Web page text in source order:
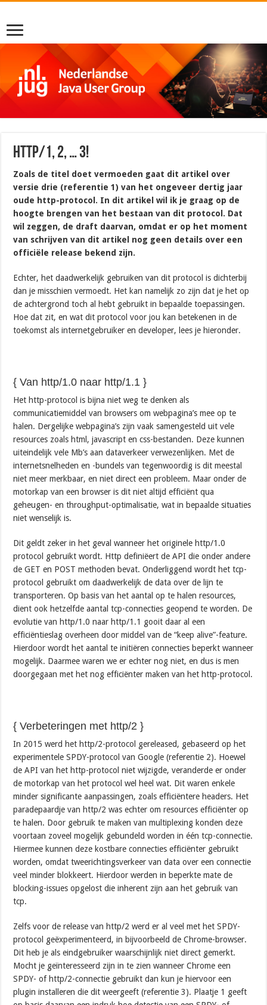
Http/1, 2, … 3!
Zoals de titel doet vermoeden gaat dit artikel over
versie drie (referentie 1) van het ongeveer dertig jaar
oude http-protocol. In dit artikel wil ik je graag op de
hoogte brengen van het bestaan van dit protocol. Dat
wil zeggen, de draft daarvan, omdat er op het moment
van schrijven van dit artikel nog geen details over een
officiële release bekend zijn.
Echter, het daadwerkelijk gebruiken van dit protocol is dichterbij
dan je misschien vermoedt. Het kan namelijk zo zijn dat je het op
de achtergrond toch al hebt gebruikt in bepaalde toepassingen.
Hoe dat zit, en wat dit protocol voor jou kan betekenen in de
toekomst als internetgebruiker en developer, lees je hieronder.
{ Van http/1.0 naar http/1.1 }
Het http-protocol is bijna niet weg te denken als
communicatiemiddel van browsers om webpagina’s mee op te
halen. Dergelijke webpagina’s zijn vaak samengesteld uit vele
resources zoals html, javascript en css-bestanden. Deze kunnen
uiteindelijk vele Mb’s aan dataverkeer verwezenlijken. Met de
internetsnelheden en -bundels van tegenwoordig is dit meestal
niet meer merkbaar, en niet direct een probleem. Maar onder de
motorkap van een browser is dit niet altijd efficiënt qua
geheugen- en throughput-optimalisatie, wat in bepaalde situaties
niet wenselijk is.
Dit geldt zeker in het geval wanneer het originele http/1.0
protocol gebruikt wordt. Http definiëert de API die onder andere
de GET en POST methoden bevat. Onderliggend wordt het tcp-
protocol gebruikt om daadwerkelijk de data over de lijn te
transporteren. Op basis van het aantal op te halen resources,
dient ook hetzelfde aantal tcp-connecties geopend te worden. De
evolutie van http/1.0 naar http/1.1 gooit daar al een
efficiëntieslag overheen door middel van de “keep alive”-feature.
Hierdoor wordt het aantal te initiëren connecties beperkt wanneer
mogelijk. Daarmee waren we er echter nog niet, en dus is men
doorgegaan met het nog efficiënter maken van het http-protocol.
{ Verbeteringen met http/2 }
In 2015 werd het http/2-protocol gereleased, gebaseerd op het
experimentele SPDY-protocol van Google (referentie 2). Hoewel
de API van het http-protocol niet wijzigde, veranderde er onder
de motorkap van het protocol wel heel wat. Dit waren enkele
minder significante aanpassingen, zoals efficiëntere headers. Het
paradepaardje van http/2 was echter om resources efficiënter op
te halen. Door gebruik te maken van multiplexing konden deze
voortaan zoveel mogelijk gebundeld worden in één tcp-connectie.
Hiermee kunnen deze kostbare connecties efficiënter gebruikt
worden, omdat tweerichtingsverkeer van data over een connectie
veel minder blokkeert. Hierdoor werden in beperkte mate de
blocking-issues opgelost die inherent zijn aan het gebruik van
tcp.
Zelfs voor de release van http/2 werd er al veel met het SPDY-
protocol geëxperimenteerd, in bijvoorbeeld de Chrome-browser.
Dit heb je als eindgebruiker waarschijnlijk niet direct gemerkt.
Mocht je geïnteresseerd zijn in te zien wanneer Chrome een
SPDY- of http/2-connectie gebruikt dan kun je hiervoor een
plugin installeren die dit weergeeft (referentie 3). Plaatje 1 geeft